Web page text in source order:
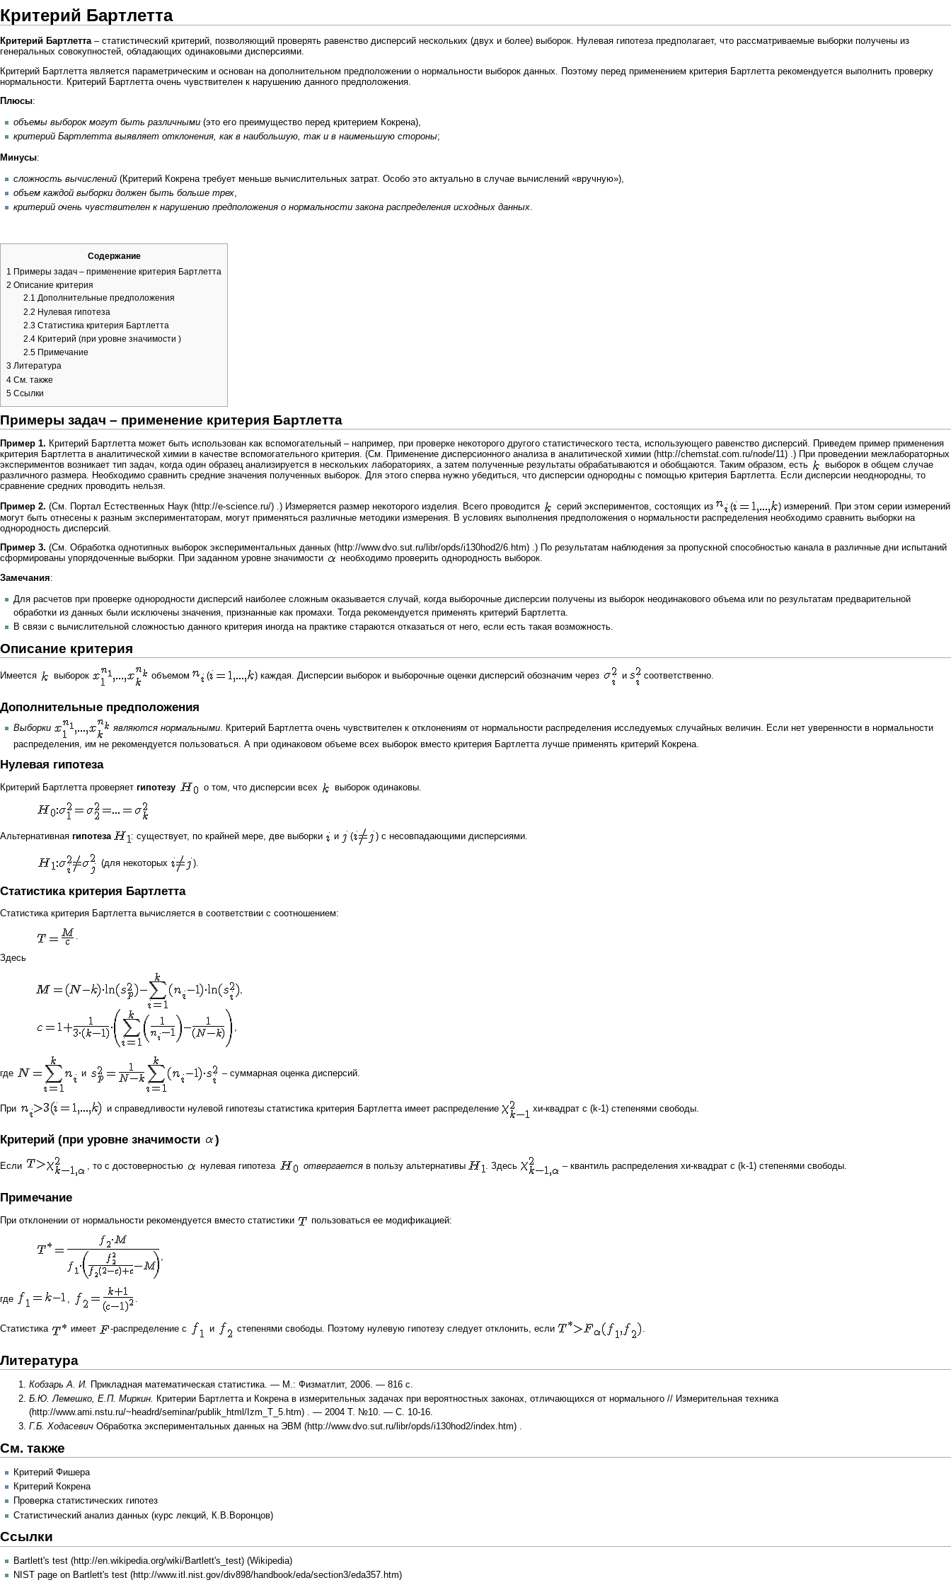
Критерий Бартлетта
Критерий Бартлетта– статистический критерий, позволяющий проверять равенство дисперсий нескольких (двух и более) выборок. Нулевая гипотезапредполагает, что рассматриваемые выборки получены из
генеральных совокупностей, обладающих одинаковыми дисперсиями.
Критерий Бартлетта является параметрическим и основан на дополнительном предположении о нормальности выборок данных. Поэтому перед применением критерия Бартлетта рекомендуется выполнить проверку
нормальности . Критерий Бартлетта очень чувствителен к нарушению данного предположения.
Плюсы:
объемы выборок могут быть различными (это его преимущество передкритерием Кокрена),
критерий Бартлетта выявляет отклонения, как в наибольшую, так и в наименьшую стороны;
Минусы:
сложность вычислений (Критерий Кокрена требует меньше вычислительных затрат. Особо это актуально в случае вычислений «вручную»),
объем каждой выборки должен быть больше трех,
критерий очень чувствителен к нарушению предположения о нормальности закона распределения исходных данных.
Содержание
1 Примеры задач – применение критерия Бартлетта
2 Описание критерия
2.1 Дополнительные предположения
2.2 Нулевая гипотеза
2.3 Статистика критерия Бартлетта
2.4 Критерий (при уровне значимости )
2.5 Примечание
3 Литература
4 См. также
5 Ссылки
Примеры задач – применение критерия Бартлетта
Пример 1. Критерий Бартлетта может быть использован как вспомогательный – например, при проверке некоторого другого статистического теста, использующего равенство дисперсий. Приведем пример применения
критерия Бартлетта в аналитической химии в качестве вспомогательного критерия. (См.
Применение дисперсионного анализа в аналитической химии
.) При проведении межлабораторных
экспериментов возникает тип задач, когда один образец анализируется в нескольких лабораториях, а затем полученные результаты обрабатываются и обобщаются. Таким образом, есть
выборок в общем случае
различного размера. Необходимо сравнить средние значения полученных выборок. Для этого сперва нужно убедиться, что дисперсии однородны с помощью критерия Бартлетта. Если дисперсии неоднородны, то
сравнение средних проводить нельзя.
Пример 2. (См. Портал Естественных Наук .) Измеряется размер некоторого изделия. Всего проводится серий экспериментов, состоящих из (
) измерений. При этом серии измерений
могут быть отнесены к разным экспериментаторам, могут применяться различные методики измерения. В условиях выполнения предположения о нормальности распределения необходимо сравнить выборки на
однородность дисперсий.
Пример 3. (См. Обработка однотипных выборок экспериментальных данных
.) По результатам наблюдения за пропускной способностью канала в различные дни испытаний
сформированы упорядоченные выборки. При заданном уровне значимости
необходимо проверить однородность выборок.
Замечания:
Для расчетов при проверке однородности дисперсий наиболее сложным оказывается случай, когда выборочные дисперсии получены из выборок неодинакового объема или по результатам предварительной
обработки из данных были исключены значения, признанные как промахи. Тогда рекомендуется применять критерий Бартлетта.
В связи с вычислительной сложностью данного критерия иногда на практике стараются отказаться от него, если есть такая возможность.
Описание критерия
Имеется выборок объемом ( ) каждая. Дисперсии выборок и выборочные оценки дисперсий обозначим через и соответственно.
Дополнительные предположения
Выборки являютсянормальными. Критерий Бартлетта очень чувствителен к отклонениям от нормальности распределения исследуемых случайных величин. Если нет уверенности в нормальности
распределения, им не рекомендуется пользоваться. А при одинаковом объеме всех выборок вместо критерия Бартлетта лучше применятькритерий Кокрена
Нулевая гипотеза
Критерий Бартлетта проверяет гипотезу о том, что дисперсии всех выборок одинаковы.
Альтернативная гипотеза : существует, по крайней мере, две выборки и ( ) с несовпадающими дисперсиями.
(для некоторых ).
Статистика критерия Бартлетта
Статистикакритерия Бартлетта вычисляется в соответствии с соотношением:
Здесь
,
,
где и – суммарная оценка дисперсий.
При и справедливости нулевой гипотезы статистика критерия Бартлетта имеет распределение хи-квадрат с (k-1) степенями свободы.
Критерий (при уровне значимости )
Если , то с достоверностью нулевая гипотеза отвергается в пользу альтернативы . Здесь – квантиль распределения хи-квадрат с (k-1) степенями свободы.
Примечание
При отклонении от нормальности рекомендуется вместо статистики пользоваться ее модификацией:
где , .
Статистика имеет -распределение с и степенями свободы. Поэтому нулевую гипотезу следует отклонить, если .
Литература
Кобзарь А. И. Прикладная математическая статистика. — М.: Физматлит, 2006. — 816 с.
Б.Ю. Лемешко, Е.П. Миркин. Критерии Бартлетта и Кокрена в измерительных задачах при вероятностных законах, отличающихся от нормального // Измерительная техника
. — 2004 T. №10. — С. 10-16.
Г.Б. Ходасевич Обработка экспериментальных данных на ЭВМ .
См. также
Критерий Фишера
Критерий Кокрена
Проверка статистических гипотез
Статистический анализ данных (курс лекций, К.В.Воронцов)
Ссылки
Bartlett's test
(Wikipedia)
NIST page on Bartlett's test